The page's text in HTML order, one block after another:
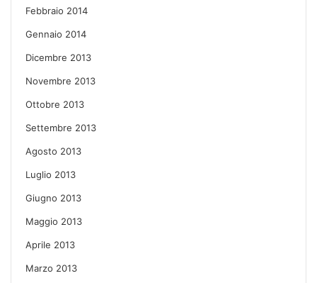
Febbraio 2014
Gennaio 2014
Dicembre 2013
Novembre 2013
Ottobre 2013
Settembre 2013
Agosto 2013
Luglio 2013
Giugno 2013
Maggio 2013
Aprile 2013
Marzo 2013